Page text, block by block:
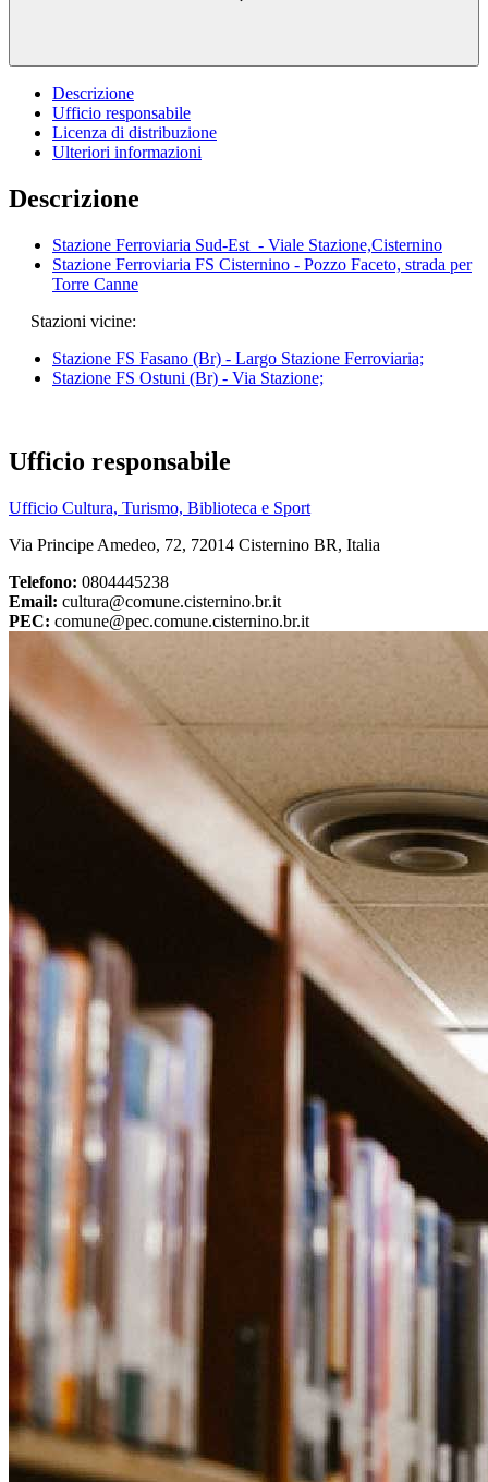
Descrizione
Ufficio responsabile
Licenza di distribuzione
Ulteriori informazioni
Descrizione
Stazione Ferroviaria Sud-Est - Viale Stazione,Cisternino
Stazione Ferroviaria FS Cisternino - Pozzo Faceto, strada per
Torre Canne
Stazioni vicine:
Stazione FS Fasano (Br) - Largo Stazione Ferroviaria;
Stazione FS Ostuni (Br) - Via Stazione;
Ufficio responsabile
Ufficio Cultura, Turismo, Biblioteca e Sport
Via Principe Amedeo, 72, 72014 Cisternino BR, Italia
Telefono: 0804445238
Email: cultura@comune.cisternino.br.it
PEC: comune@pec.comune.cisternino.br.it